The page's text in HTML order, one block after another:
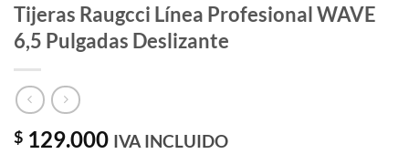
Tijeras Raugcci Línea Profesional WAVE
6,5 Pulgadas Deslizante
$ 129.000 IVA INCLUIDO